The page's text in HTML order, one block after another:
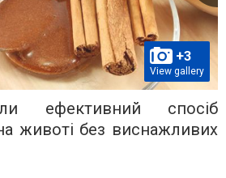
+3
View gallery
ефективний спосіб
животі без виснажливих